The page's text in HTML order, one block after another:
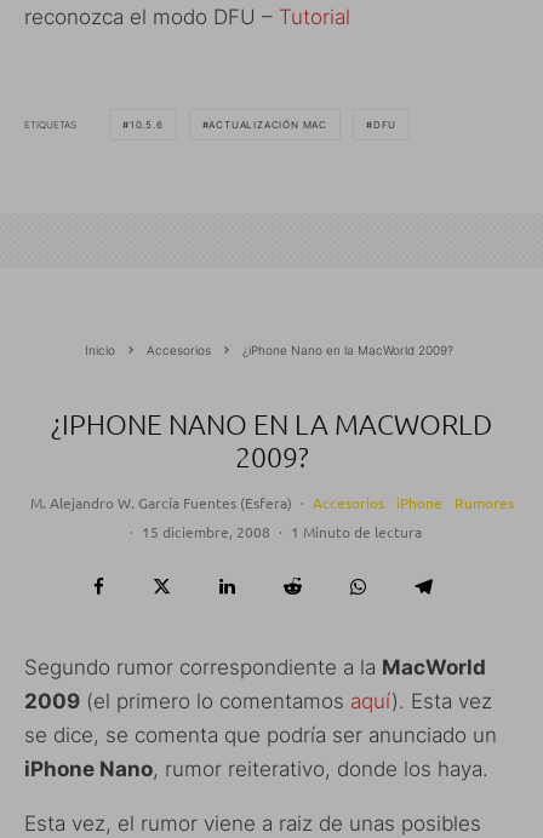
reconozca el modo DFU – Tutorial
ETIQUETAS 10.5.6 ACTUALIZACIÓN MAC DFU
Inicio Accesorios ¿iPhone Nano en la MacWorld 2009?
¿IPHONE NANO EN LA MACWORLD
2009?
M. Alejandro W. García Fuentes (Esfera) · Accesorios iPhone
Rumores
· 15 diciembre, 2008 · 1 Minuto de lectura
Segundo rumor correspondiente a la MacWorld
2009 (el primero lo comentamos aquí). Esta vez
se dice, se comenta que podría ser anunciado un
iPhone Nano, rumor reiterativo, donde los haya.
Esta vez, el rumor viene a raiz de unas posibles